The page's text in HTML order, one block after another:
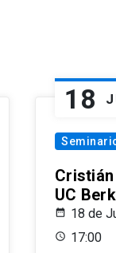
18
UC
18 de
17:00